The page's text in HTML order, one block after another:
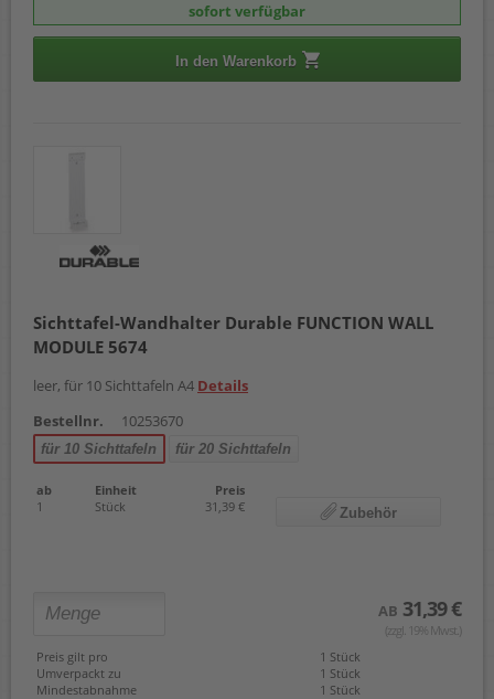
sofort verfügbar
In den Warenkorb
Sichttafel-Wandhalter Durable FUNCTION WALL
MODULE 5674
leer, für 10 Sichttafeln A4 Details
Bestellnr.
10253670
für 10 Sichttafeln für 20 Sichttafeln
ab Einheit
Preis
1
Stück 31,39 € Zubehör
AB 31,39 €
(zzgl. 19% Mwst.)
Preis gilt pro
1 Stück
Umverpackt zu
1 Stück
Mindestabnahme
1 Stück